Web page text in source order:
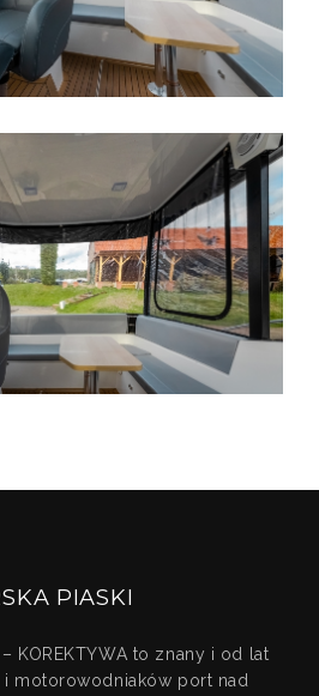
PIASKI
KOREKTYWA to znany i od lat
motorowodniaków port nad